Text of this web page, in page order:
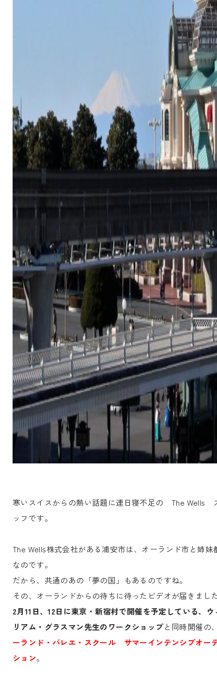
寒いスイスからの熱い話題に連日寝不足の The Wells
ッフです。
The Wells株式会社がある浦安市は、オーランド市と姉妹
なのです。
だから、共通のあの「夢の国」もあるのですね。
その、オーランドからの待ちに待ったビデオが届きまし
2月11日、12日に東京・新宿村で開催を予定している、ウ
リアム・グラスマン先生のワークショップと同時開催の
ーランド・バレエ・スクール サマーインテンシブオー
ション。